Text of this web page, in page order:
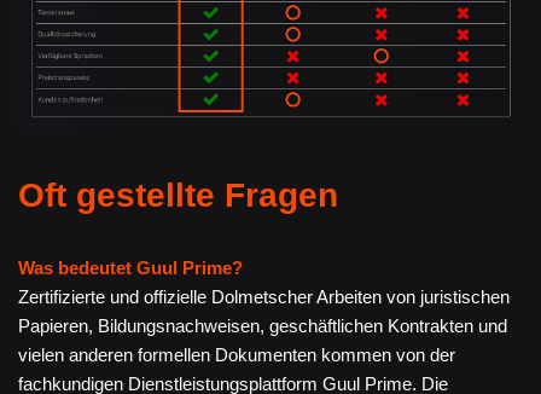
Oft gestellte Fragen
Was bedeutet Guul Prime?
Zertifizierte und offizielle Dolmetscher Arbeiten von juristischen
Papieren, Bildungsnachweisen, geschäftlichen Kontrakten und
vielen anderen formellen Dokumenten kommen von der
fachkundigen Dienstleistungsplattform Guul Prime. Die